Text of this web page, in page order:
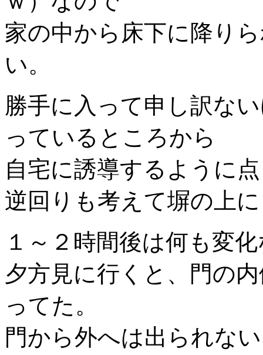
家の中から床下に降り
い。
勝手に入って申し訳な
っているところから
自宅に誘導するように
逆回りも考えて塀の上
１～２時間後は何も変
夕方見に行くと、門の
ってた。
門から外へは出られな